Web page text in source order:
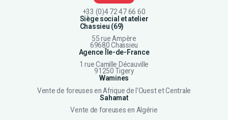
+33 (0)4 72 47 66 60
Siège social et atelier
Chassieu (69)
55 rue Ampère
69680 Chassieu
Agence Île-de-France
1 rue Camille Décauville
91250 Tigery
Wamines
Vente de foreuses en Afrique de l'Ouest et Centrale
Sahamat
Vente de foreuses en Algérie